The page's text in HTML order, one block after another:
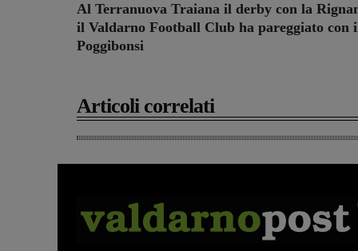
Al Terranuova Traiana il derby con la
il Valdarno Football Club ha pareggiato con
Poggibonsi
Articoli correlati